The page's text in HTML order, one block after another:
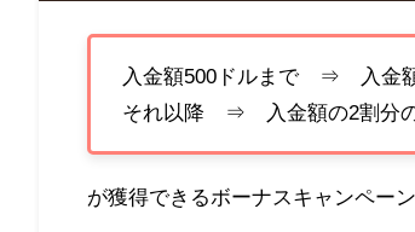
入金額500ドルまで ⇒ 入金額
それ以降 ⇒ 入金額の2割分の
が獲得できるボーナスキャンペーン